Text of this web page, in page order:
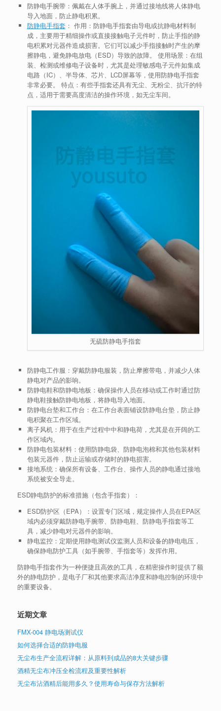
防静电手腕带：佩戴在人体手腕上，并通过接地线将人体静电
导入地面，防止静电积累。
防静电手指套 ： 作用 ：防静电手指套由导电或抗静电材料制
成，主要用于精细操作或直接接触电子元件时，防止手指的静
电积累对元器件造成损害。它们可以减少手指接触时产生的摩
擦静电，避免静电放电（ESD）导致的故障。 使用场景：在组
装、检测或维修电子设备时，尤其是处理敏感电子元件如集成
电路（IC）、半导体、芯片、LCD屏幕等，使用防静电手指套
非常必要。 特点 ：有些手指套还具有无尘、无粉尘、抗汗的特
点，适用于需要高度清洁的操作环境，如无尘车间。
无硫防静电手指套
防静电工作服 ：穿戴防静电服装，防止摩擦带电，并减少人体
静电对产品的影响。
防静电鞋和防静电地板 ：确保操作人员在移动或工作时通过防
静电鞋接触防静电地板，将静电导入地面。
防静电台垫和工作台 ：在工作台表面铺设防静电台垫，防止静
电积聚在工作区域。
离子风机：用于在生产过程中中和静电荷，尤其是在开阔的工
作区域内。
防静电包装材料：使用防静电袋、防静电泡棉和其他包装材料
包装元器件，防止运输或存储时的静电损害。
接地系统：确保所有设备、工作台、操作人员的静电通过接地
系统被安全导走。
ESD静电防护的标准措施（包含手指套）：
ESD防护区（EPA）
：设置专门区域，规定操作人员在EPA区
域内必须穿戴防静电手腕带、防静电鞋、防静电手指套等工
具，减少静电对元器件的影响。
静电监控：定期使用静电测试仪监测人员和设备的静电电压，
确保静电防护工具（如手腕带、手指套等）发挥作用。
防静电手指套作为一种便捷且高效的工具，在精密操作时提供了额
外的静电防护，是电子厂和其他要求高洁净度和静电控制的环境中
的重要设备。
近期文章
FMX-004 静电场测试仪
如何选择合适的防静电服
无尘布生产全流程详解：从原料到成品的8大关键步骤
酒精无尘布冲压全检流程及重要性解析
无尘布沾酒精后能用多久？使用寿命与保存方法解析